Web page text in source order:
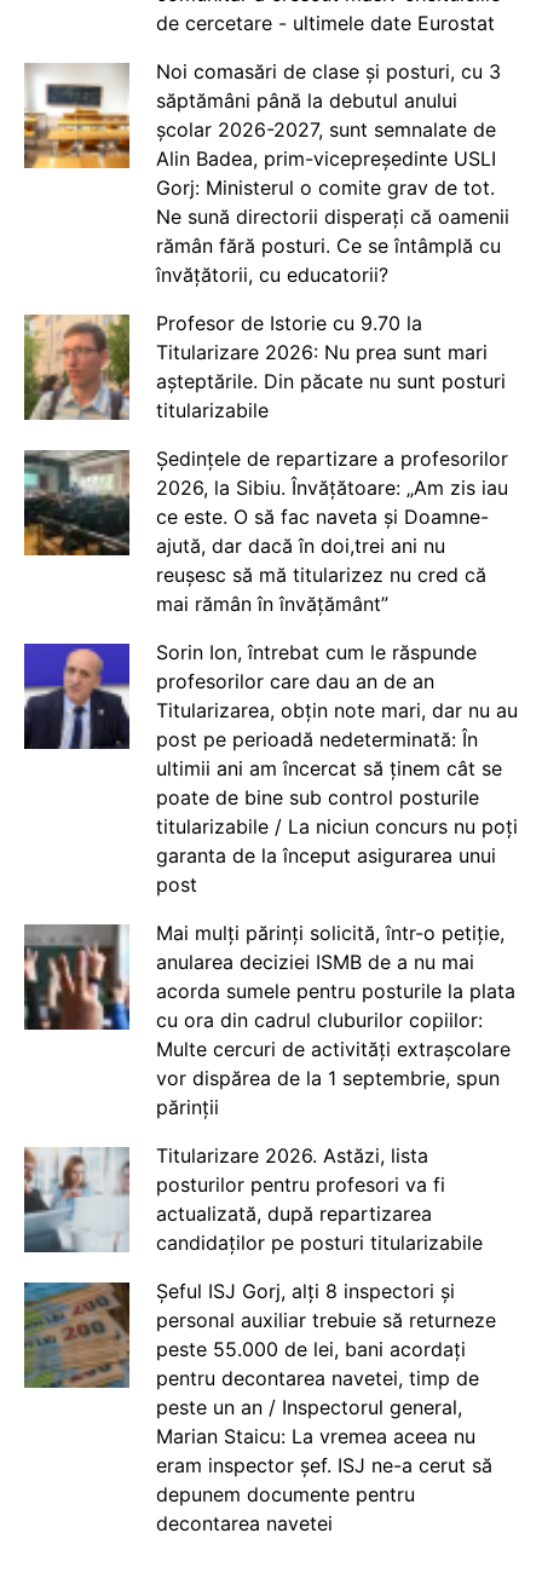
de cercetare - ultimele date Eurostat
Noi comasări de clase și posturi, cu 3
săptămâni până la debutul anului
școlar 2026-2027, sunt semnalate de
Alin Badea, prim-vicepreședinte USLI
Gorj: Ministerul o comite grav de tot.
Ne sună directorii disperați că oamenii
rămân fără posturi. Ce se întâmplă cu
învățătorii, cu educatorii?
Profesor de Istorie cu 9.70 la
Titularizare 2026: Nu prea sunt mari
așteptările. Din păcate nu sunt posturi
titularizabile
Ședințele de repartizare a profesorilor
2026, la Sibiu. Învățătoare: „Am zis iau
ce este. O să fac naveta și Doamne-
ajută, dar dacă în doi,trei ani nu
reușesc să mă titularizez nu cred că
mai rămân în învățământ”
Sorin Ion, întrebat cum le răspunde
profesorilor care dau an de an
Titularizarea, obțin note mari, dar nu au
post pe perioadă nedeterminată: În
ultimii ani am încercat să ținem cât se
poate de bine sub control posturile
titularizabile / La niciun concurs nu poți
garanta de la început asigurarea unui
post
Mai mulți părinți solicită, într-o petiție,
anularea deciziei ISMB de a nu mai
acorda sumele pentru posturile la plata
cu ora din cadrul cluburilor copiilor:
Multe cercuri de activități extrașcolare
vor dispărea de la 1 septembrie, spun
părinții
Titularizare 2026. Astăzi, lista
posturilor pentru profesori va fi
actualizată, după repartizarea
candidaților pe posturi titularizabile
Șeful ISJ Gorj, alți 8 inspectori și
personal auxiliar trebuie să returneze
peste 55.000 de lei, bani acordați
pentru decontarea navetei, timp de
peste un an / Inspectorul general,
Marian Staicu: La vremea aceea nu
eram inspector șef. ISJ ne-a cerut să
depunem documente pentru
decontarea navetei